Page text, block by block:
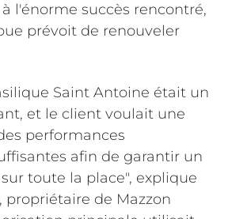
l'énorme succès rencontré,
prévoit de renouveler
Saint Antoine était un
et le client voulait une
performances
afin de garantir un
toute la place", explique
propriétaire de Mazzon